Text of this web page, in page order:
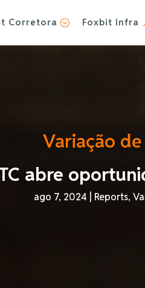
;
Corretora Foxbit Infra
Variação
abre
ago 7, 2024 Reports,